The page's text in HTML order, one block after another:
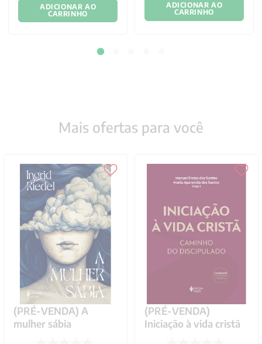
ADICIONAR AO
CARRINHO
ADICIONAR AO
CARRINHO
Mais ofertas para você
(PRÉ-VENDA) A
mulher sábia
(PRÉ-VENDA)
Iniciação à vida cristã